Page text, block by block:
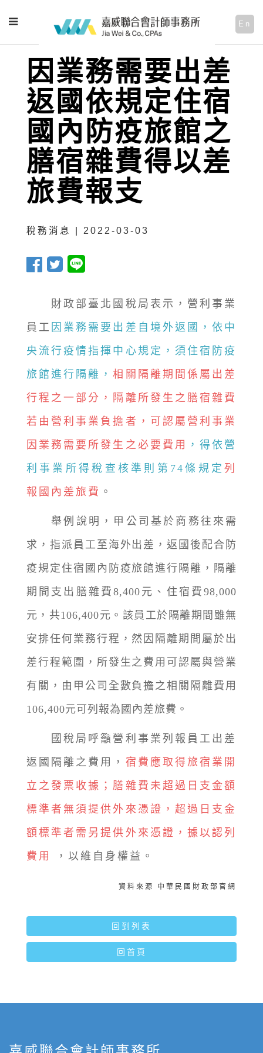
En
因業務需要出差
返國依規定住宿
國內防疫旅館之
膳宿雜費得以差
旅費報支
稅務消息 | 2022-03-03
財政部臺北國稅局表示，營利事業
員工 因業務需要出差自境外返國，依中
央流行疫情指揮中心規定，須住宿防疫
旅館進行隔離，相關隔離期間係屬出差
行程之一部分，隔離所發生之膳宿雜費
若由營利事業負擔者，可認屬營利事業
因業務需要所發生之必要費用
，得依營
利事業所得稅查核準則第74條規定列
報國內差旅費 。
舉例說明，甲公司基於商務往來需
求，指派員工至海外出差，返國後配合防
疫規定住宿國內防疫旅館進行隔離，隔離
期間支出膳雜費8,400元、住宿費98,000
元，共106,400元。該員工於隔離期間雖無
安排任何業務行程，然因隔離期間屬於出
差行程範圍，所發生之費用可認屬與營業
有關，由甲公司全數負擔之相關隔離費用
106,400元可列報為國內差旅費。
國稅局呼籲營利事業列報員工出差
返國隔離之費用， 宿費應取得旅宿業開
立之發票收據；膳雜費未超過日支金額
標準者無須提供外來憑證，超過日支金
額標準者需另提供外來憑證，據以認列
費用
，以維自身權益。
資料來源 中華民國財政部官網
回到列表
回首頁